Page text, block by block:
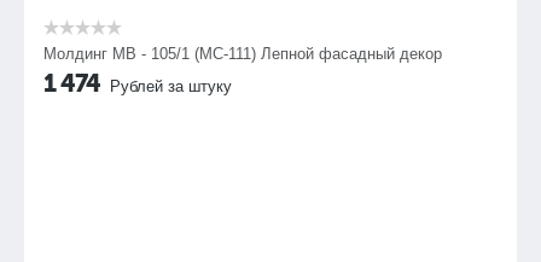
Молдинг МВ - 105/1 (МС-111) Лепной фасадный декор
1 474 Рублей за штуку